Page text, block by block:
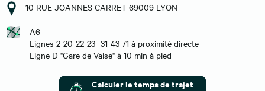
10 RUE JOANNES CARRET 69009 LYON
A6
Lignes 2-20-22-23 -31-43-71 à proximité directe
Ligne D "Gare de Vaise" à 10 min à pied
Calculer le temps de trajet